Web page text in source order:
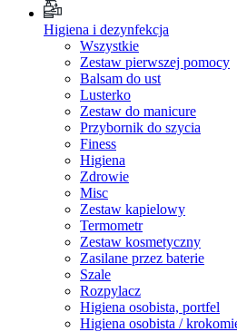
Higiena i dezynfekcja
Wszystkie
Zestaw pierwszej pomocy
Balsam do ust
Lusterko
Zestaw do manicure
Przybornik do szycia
Finess
Higiena
Zdrowie
Misc
Zestaw kapielowy
Termometr
Zestaw kosmetyczny
Zasilane przez baterie
Szale
Rozpylacz
Higiena osobista, portfel
Higiena osobista /